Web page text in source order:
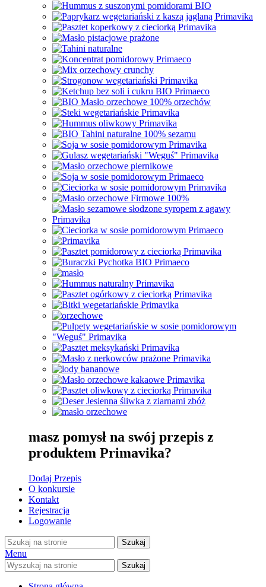
masz pomysł na swój przepis z
produktem Primavika?
Dodaj Przepis
O konkursie
Kontakt
Rejestracja
Logowanie
Szukaj
Menu
Szukaj